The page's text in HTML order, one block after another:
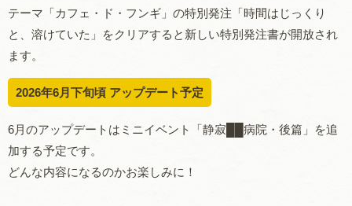
テーマ「カフェ・ド・フンギ」の特別発注「時間はじっくり
と、溶けていた」をクリアすると新しい特別発注書が開放され
ます。
2026年6月下旬頃 アップデート予定
6月のアップデートはミニイベント「静寂██病院・後篇」
を追
加する予定です。
どんな内容になるのかお楽しみに！